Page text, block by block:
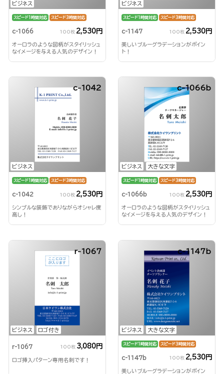
ビジネス
スピード1時間対応 スピード3時間対応
c-1066 100枚 2,530円
オーロラのような図柄がスタイリッシュ
なイメージを与える人気のデザイン！
ビジネス
スピード1時間対応 スピード3時間対応
c-1147 100枚 2,530円
美しいブルーグラデーションがポイン
ト！
ビジネス
c-1042
スピード1時間対応 スピード3時間対応
c-1042 100枚 2,530円
シンプルな装飾でありながらオシャレ度
高し！
ビジネス 大きな文字
c-1066b
スピード1時間対応 スピード3時間対応
c-1066b 100枚 2,530円
オーロラのような図柄がスタイリッシュ
なイメージを与える人気のデザイン！
ビジネス ロゴ付き
r-1067
r-1067 100枚 3,080円
ロゴ挿入パターン専用名刺です！
ビジネス 大きな文字
c-1147b
スピード1時間対応 スピード3時間対応
c-1147b 100枚 2,530円
美しいブルーグラデーションがポイン